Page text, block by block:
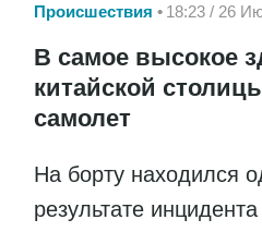
Происшествия 18:23 / 26
В самое высокое
китайской
самолет
На борту находился
результате